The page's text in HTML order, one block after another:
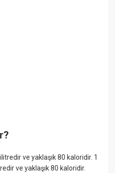
ve yaklaşık 80 kaloridir. 1
ve yaklaşık 80 kaloridir.